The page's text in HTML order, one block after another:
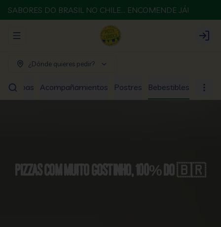
SABORES DO BRASIL NO CHILE... ENCOMENDE JÁ!
Abrir menu de navegación Login
¿Dónde quieres pedir?
Sopas Acompañamientos Postres Bebestibles
Pizzas com muito gostinho, 100% do 🇧🇷